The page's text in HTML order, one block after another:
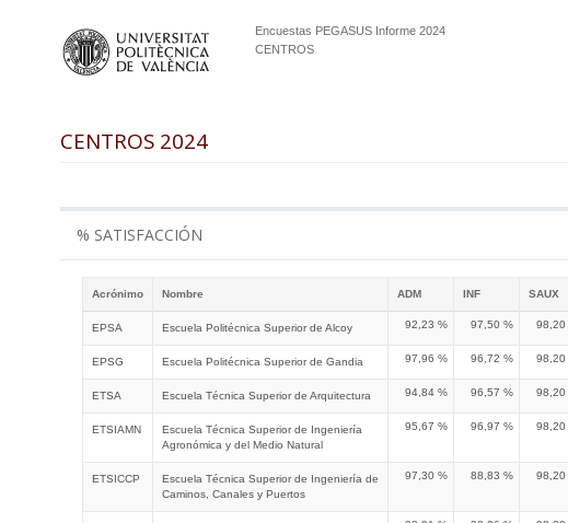
Encuestas PEGASUS Informe 2024
CENTROS
CENTROS 2024
% SATISFACCIÓN
Acrónimo Nombre ADM INF SAUX
EPSA Escuela Politécnica Superior de Alcoy 92,23 % 97,50 % 98,20
EPSG Escuela Politécnica Superior de Gandia 97,96 % 96,72 % 98,20
ETSA Escuela Técnica Superior de Arquitectura 94,84 % 96,57 % 98,20
ETSIAMN
Escuela Técnica Superior de Ingeniería
Agronómica y del Medio Natural
95,67 % 96,97 % 98,20
ETSICCP
Escuela Técnica Superior de Ingeniería de
Caminos, Canales y Puertos
97,30 % 88,83 % 98,20